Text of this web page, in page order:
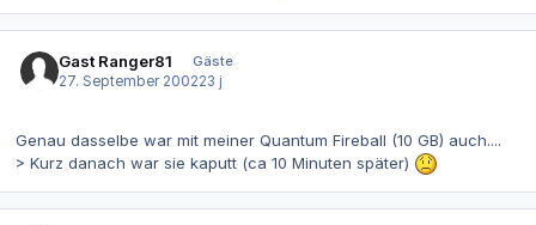
Gast Ranger81
Gäste
27. September 200223 j
Genau dasselbe war mit meiner Quantum Fireball (10 GB) auch....
> Kurz danach war sie kaputt (ca 10 Minuten später)